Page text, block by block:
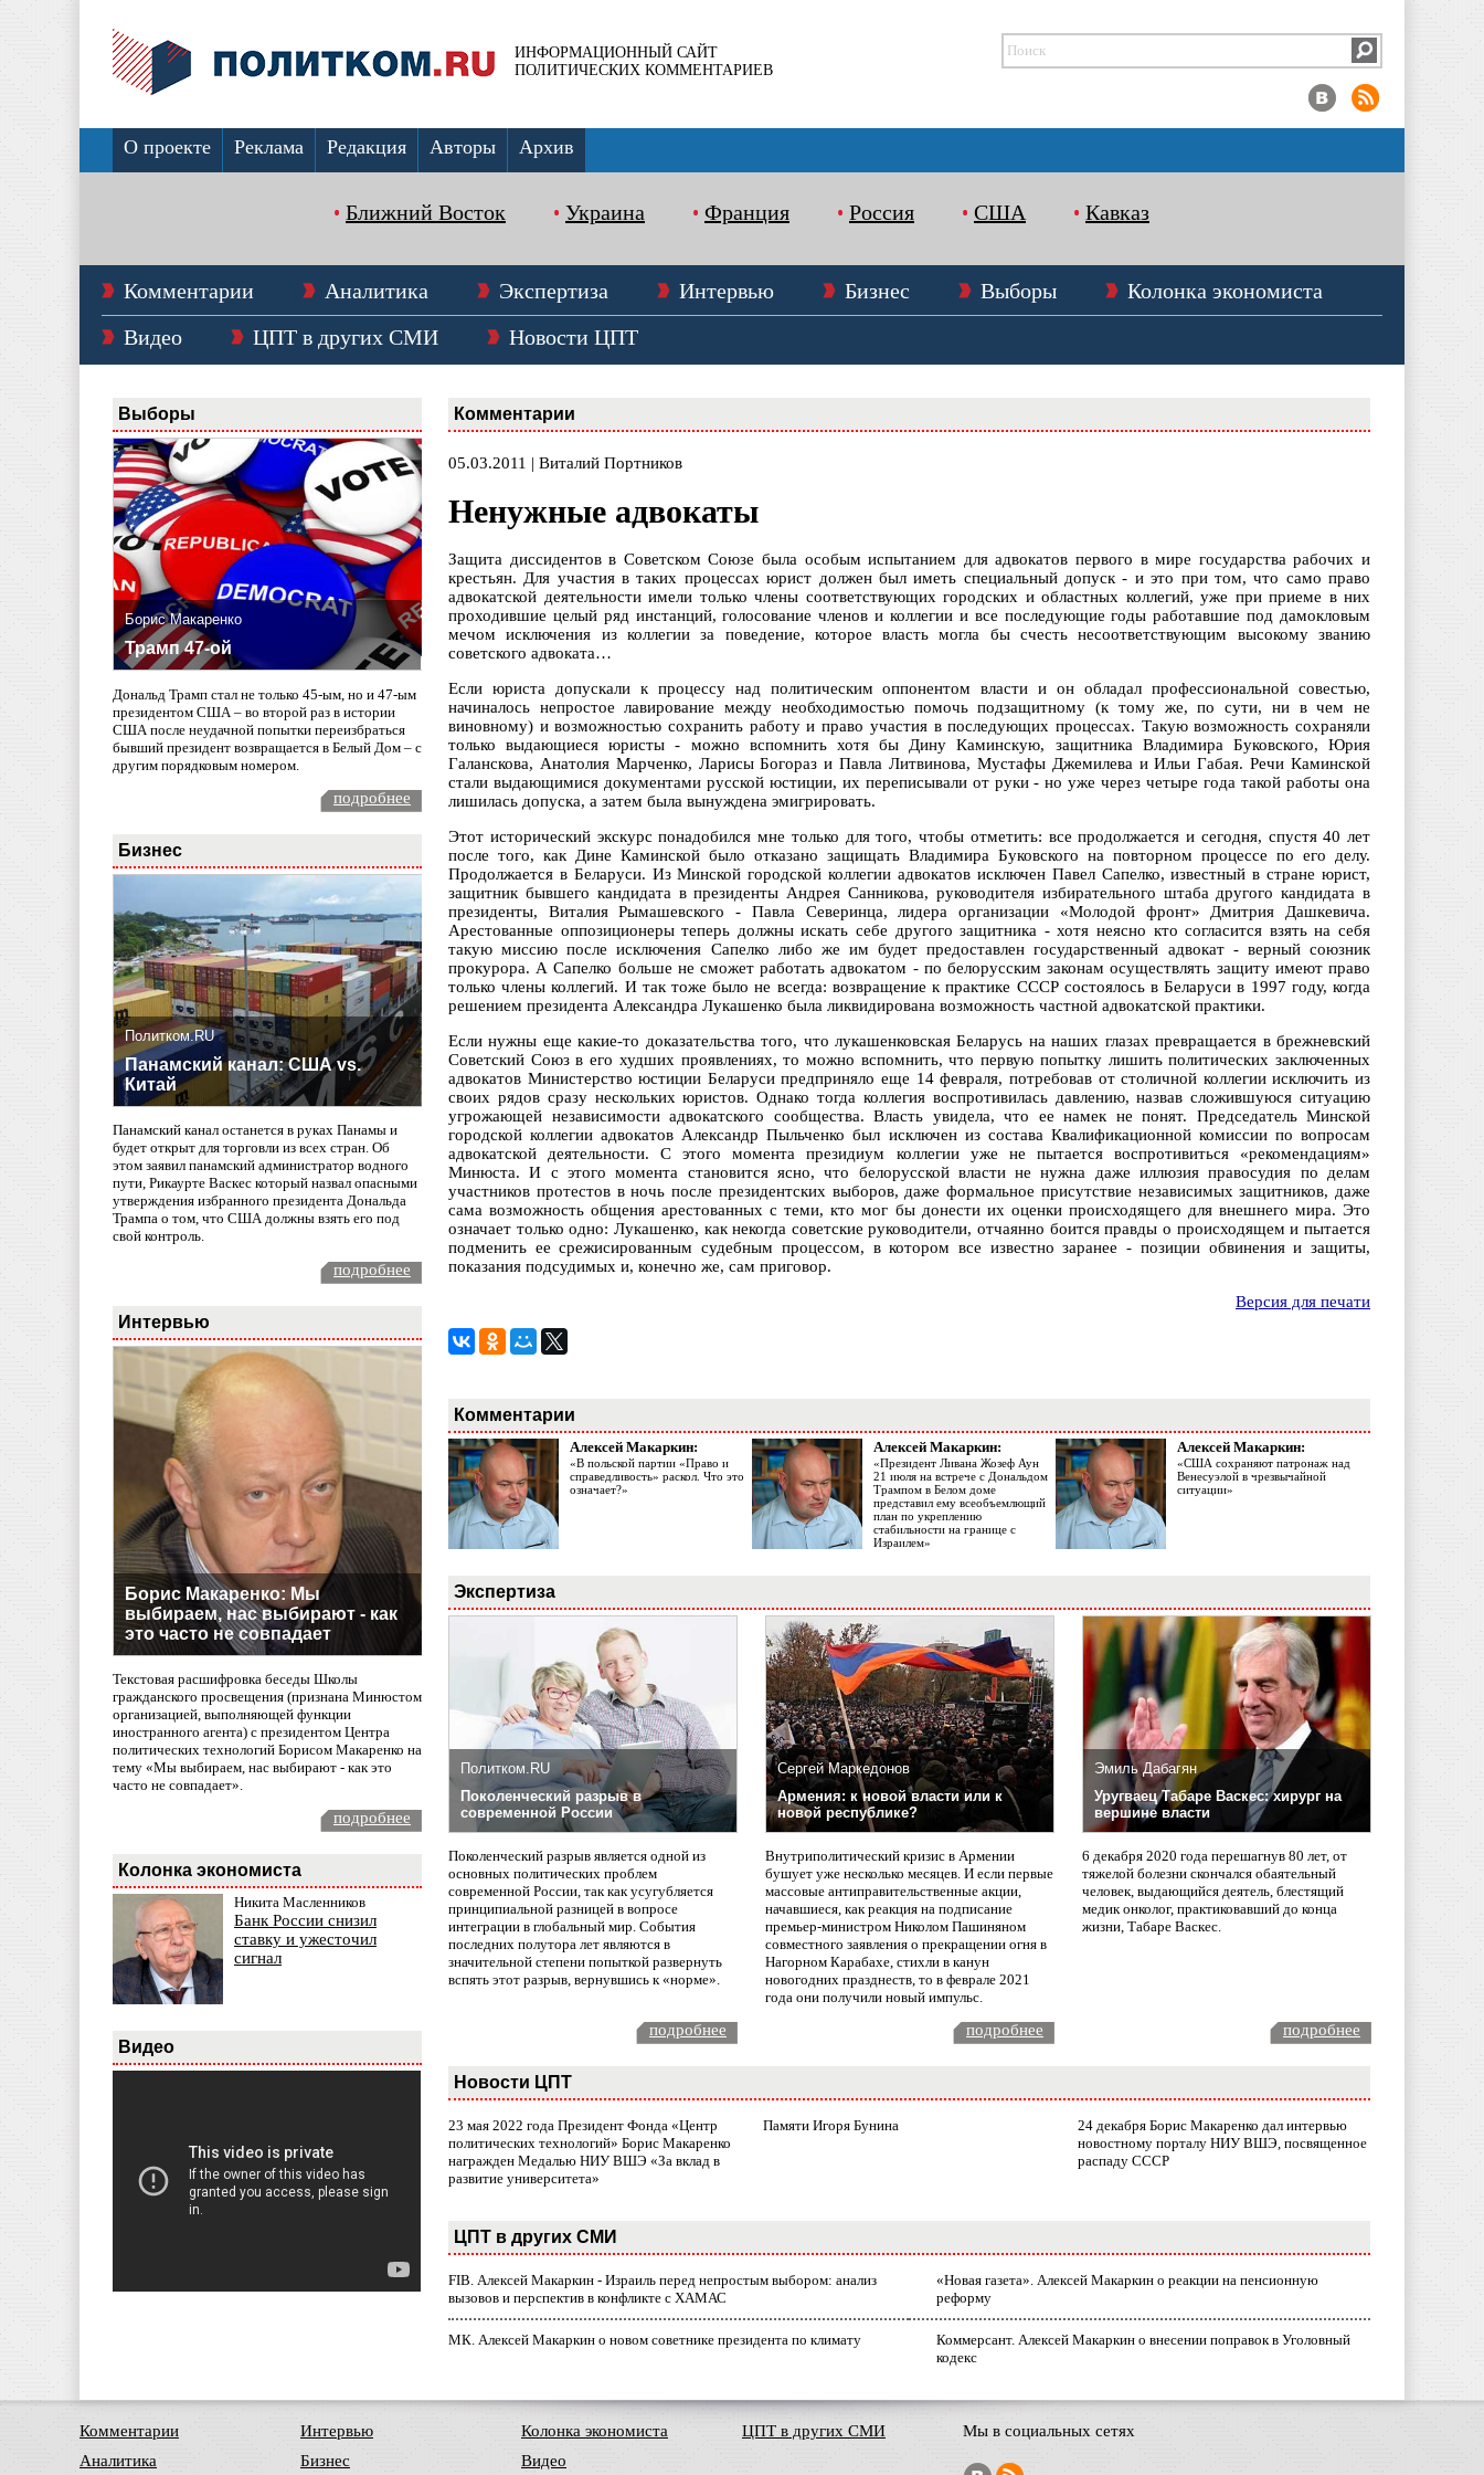
ИНФОРМАЦИОННЫЙ САЙТ
ПОЛИТИЧЕСКИХ КОММЕНТАРИЕВ
О проекте Реклама Редакция Авторы Архив
Ближний Восток Украина Франция Россия США Кавказ
Комментарии Аналитика Экспертиза Интервью Бизнес Выборы
Колонка экономиста
Видео
ЦПТ в других СМИ Новости ЦПТ
Выборы
Борис Макаренко
Трамп 47-ой
Дональд Трамп стал не только 45-ым, но и 47-ым
президентом США – во второй раз в истории
США после неудачной попытки переизбраться
бывший президент возвращается в Белый Дом – с
другим порядковым номером.
подробнее
Бизнес
Политком.RU
Панамский канал: США vs.
Китай
Панамский канал останется в руках Панамы и
будет открыт для торговли из всех стран. Об
этом заявил панамский администратор водного
пути, Рикаурте Васкес который назвал опасными
утверждения избранного президента Дональда
Трампа о том, что США должны взять его под
свой контроль.
подробнее
Интервью
Борис Макаренко: Мы
выбираем, нас выбирают - как
это часто не совпадает
Текстовая расшифровка беседы Школы
гражданского просвещения (признана Минюстом
организацией, выполняющей функции
иностранного агента) с президентом Центра
политических технологий Борисом Макаренко на
тему «Мы выбираем, нас выбирают - как это
часто не совпадает».
подробнее
Колонка экономиста
Никита Масленников
Банк России снизил
ставку и ужесточил
сигнал
Видео
Комментарии
05.03.2011 | Виталий Портников
Ненужные адвокаты
Защита диссидентов в Советском Союзе была особым испытанием для адвокатов первого в мире государства рабочих и
крестьян. Для участия в таких процессах юрист должен был иметь специальный допуск - и это при том, что само право
адвокатской деятельности имели только члены соответствующих городских и областных коллегий, уже при приеме в них
проходившие целый ряд инстанций, голосование членов и коллегии и все последующие годы работавшие под дамокловым
мечом исключения из коллегии за поведение, которое власть могла бы счесть несоответствующим высокому званию
советского адвоката…
Если юриста допускали к процессу над политическим оппонентом власти и он обладал профессиональной совестью,
начиналось непростое лавирование между необходимостью помочь подзащитному (к тому же, по сути, ни в чем не
виновному) и возможностью сохранить работу и право участия в последующих процессах. Такую возможность сохраняли
только выдающиеся юристы - можно вспомнить хотя бы Дину Каминскую, защитника Владимира Буковского, Юрия
Галанскова, Анатолия Марченко, Ларисы Богораз и Павла Литвинова, Мустафы Джемилева и Ильи Габая. Речи Каминской
стали выдающимися документами русской юстиции, их переписывали от руки - но уже через четыре года такой работы она
лишилась допуска, а затем была вынуждена эмигрировать.
Этот исторический экскурс понадобился мне только для того, чтобы отметить: все продолжается и сегодня, спустя 40 лет
после того, как Дине Каминской было отказано защищать Владимира Буковского на повторном процессе по его делу.
Продолжается в Беларуси. Из Минской городской коллегии адвокатов исключен Павел Сапелко, известный в стране юрист,
защитник бывшего кандидата в президенты Андрея Санникова, руководителя избирательного штаба другого кандидата в
президенты, Виталия Рымашевского - Павла Северинца, лидера организации «Молодой фронт» Дмитрия Дашкевича.
Арестованные оппозиционеры теперь должны искать себе другого защитника - хотя неясно кто согласится взять на себя
такую миссию после исключения Сапелко либо же им будет предоставлен государственный адвокат - верный союзник
прокурора. А Сапелко больше не сможет работать адвокатом - по белорусским законам осуществлять защиту имеют право
только члены коллегий. И так тоже было не всегда: возвращение к практике СССР состоялось в Беларуси в 1997 году, когда
решением президента Александра Лукашенко была ликвидирована возможность частной адвокатской практики.
Если нужны еще какие-то доказательства того, что лукашенковская Беларусь на наших глазах превращается в брежневский
Советский Союз в его худших проявлениях, то можно вспомнить, что первую попытку лишить политических заключенных
адвокатов Министерство юстиции Беларуси предприняло еще 14 февраля, потребовав от столичной коллегии исключить из
своих рядов сразу нескольких юристов. Однако тогда коллегия воспротивилась давлению, назвав сложившуюся ситуацию
угрожающей независимости адвокатского сообщества. Власть увидела, что ее намек не понят. Председатель Минской
городской коллегии адвокатов Александр Пыльченко был исключен из состава Квалификационной комиссии по вопросам
адвокатской деятельности. С этого момента президиум коллегии уже не пытается воспротивиться «рекомендациям»
Минюста. И с этого момента становится ясно, что белорусской власти не нужна даже иллюзия правосудия по делам
участников протестов в ночь после президентских выборов, даже формальное присутствие независимых защитников, даже
сама возможность общения арестованных с теми, кто мог бы донести их оценки происходящего для внешнего мира. Это
означает только одно: Лукашенко, как некогда советские руководители, отчаянно боится правды о происходящем и пытается
подменить ее срежисированным судебным процессом, в котором все известно заранее - позиции обвинения и защиты,
показания подсудимых и, конечно же, сам приговор.
Версия для печати
Комментарии
Алексей Макаркин:
«В польской партии «Право и
справедливость» раскол. Что это
означает?»
Алексей Макаркин:
«Президент Ливана Жозеф Аун
21 июля на встрече с Дональдом
Трампом в Белом доме
представил ему всеобъемлющий
план по укреплению
стабильности на границе с
Израилем»
Алексей Макаркин:
«США сохраняют патронаж над
Венесуэлой в чрезвычайной
ситуации»
Экспертиза
Политком.RU
Поколенческий разрыв в
современной России
Поколенческий разрыв является одной из
основных политических проблем
современной России, так как усугубляется
принципиальной разницей в вопросе
интеграции в глобальный мир. События
последних полутора лет являются в
значительной степени попыткой развернуть
вспять этот разрыв, вернувшись к «норме».
Сергей Маркедонов
Армения: к новой власти или к
новой республике?
Внутриполитический кризис в Армении
бушует уже несколько месяцев. И если первые
массовые антиправительственные акции,
начавшиеся, как реакция на подписание
премьер-министром Николом Пашиняном
совместного заявления о прекращении огня в
Нагорном Карабахе, стихли в канун
новогодних празднеств, то в феврале 2021
года они получили новый импульс.
Эмиль Дабагян
Уругваец Табаре Васкес: хирург на
вершине власти
6 декабря 2020 года перешагнув 80 лет, от
тяжелой болезни скончался обаятельный
человек, выдающийся деятель, блестящий
медик онколог, практиковавший до конца
жизни, Табаре Васкес.
подробнее подробнее подробнее
Новости ЦПТ
23 мая 2022 года Президент Фонда «Центр
политических технологий» Борис Макаренко
награжден Медалью НИУ ВШЭ «За вклад в
развитие университета»
Памяти Игоря Бунина
24 декабря Борис Макаренко дал интервью
новостному порталу НИУ ВШЭ, посвященное
распаду СССР
ЦПТ в других СМИ
FIB. Алексей Макаркин - Израиль перед непростым выбором: анализ
вызовов и перспектив в конфликте с ХАМАС
«Новая газета». Алексей Макаркин о реакции на пенсионную
реформу
МК. Алексей Макаркин о новом советнике президента по климату
Коммерсант. Алексей Макаркин о внесении поправок в Уголовный
кодекс
Комментарии
Аналитика
Интервью
Бизнес
Колонка экономиста
Видео
ЦПТ в других СМИ Мы в социальных сетях